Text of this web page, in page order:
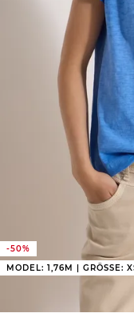
-50%
MODEL: 1,76M | GRÖSSE: XS